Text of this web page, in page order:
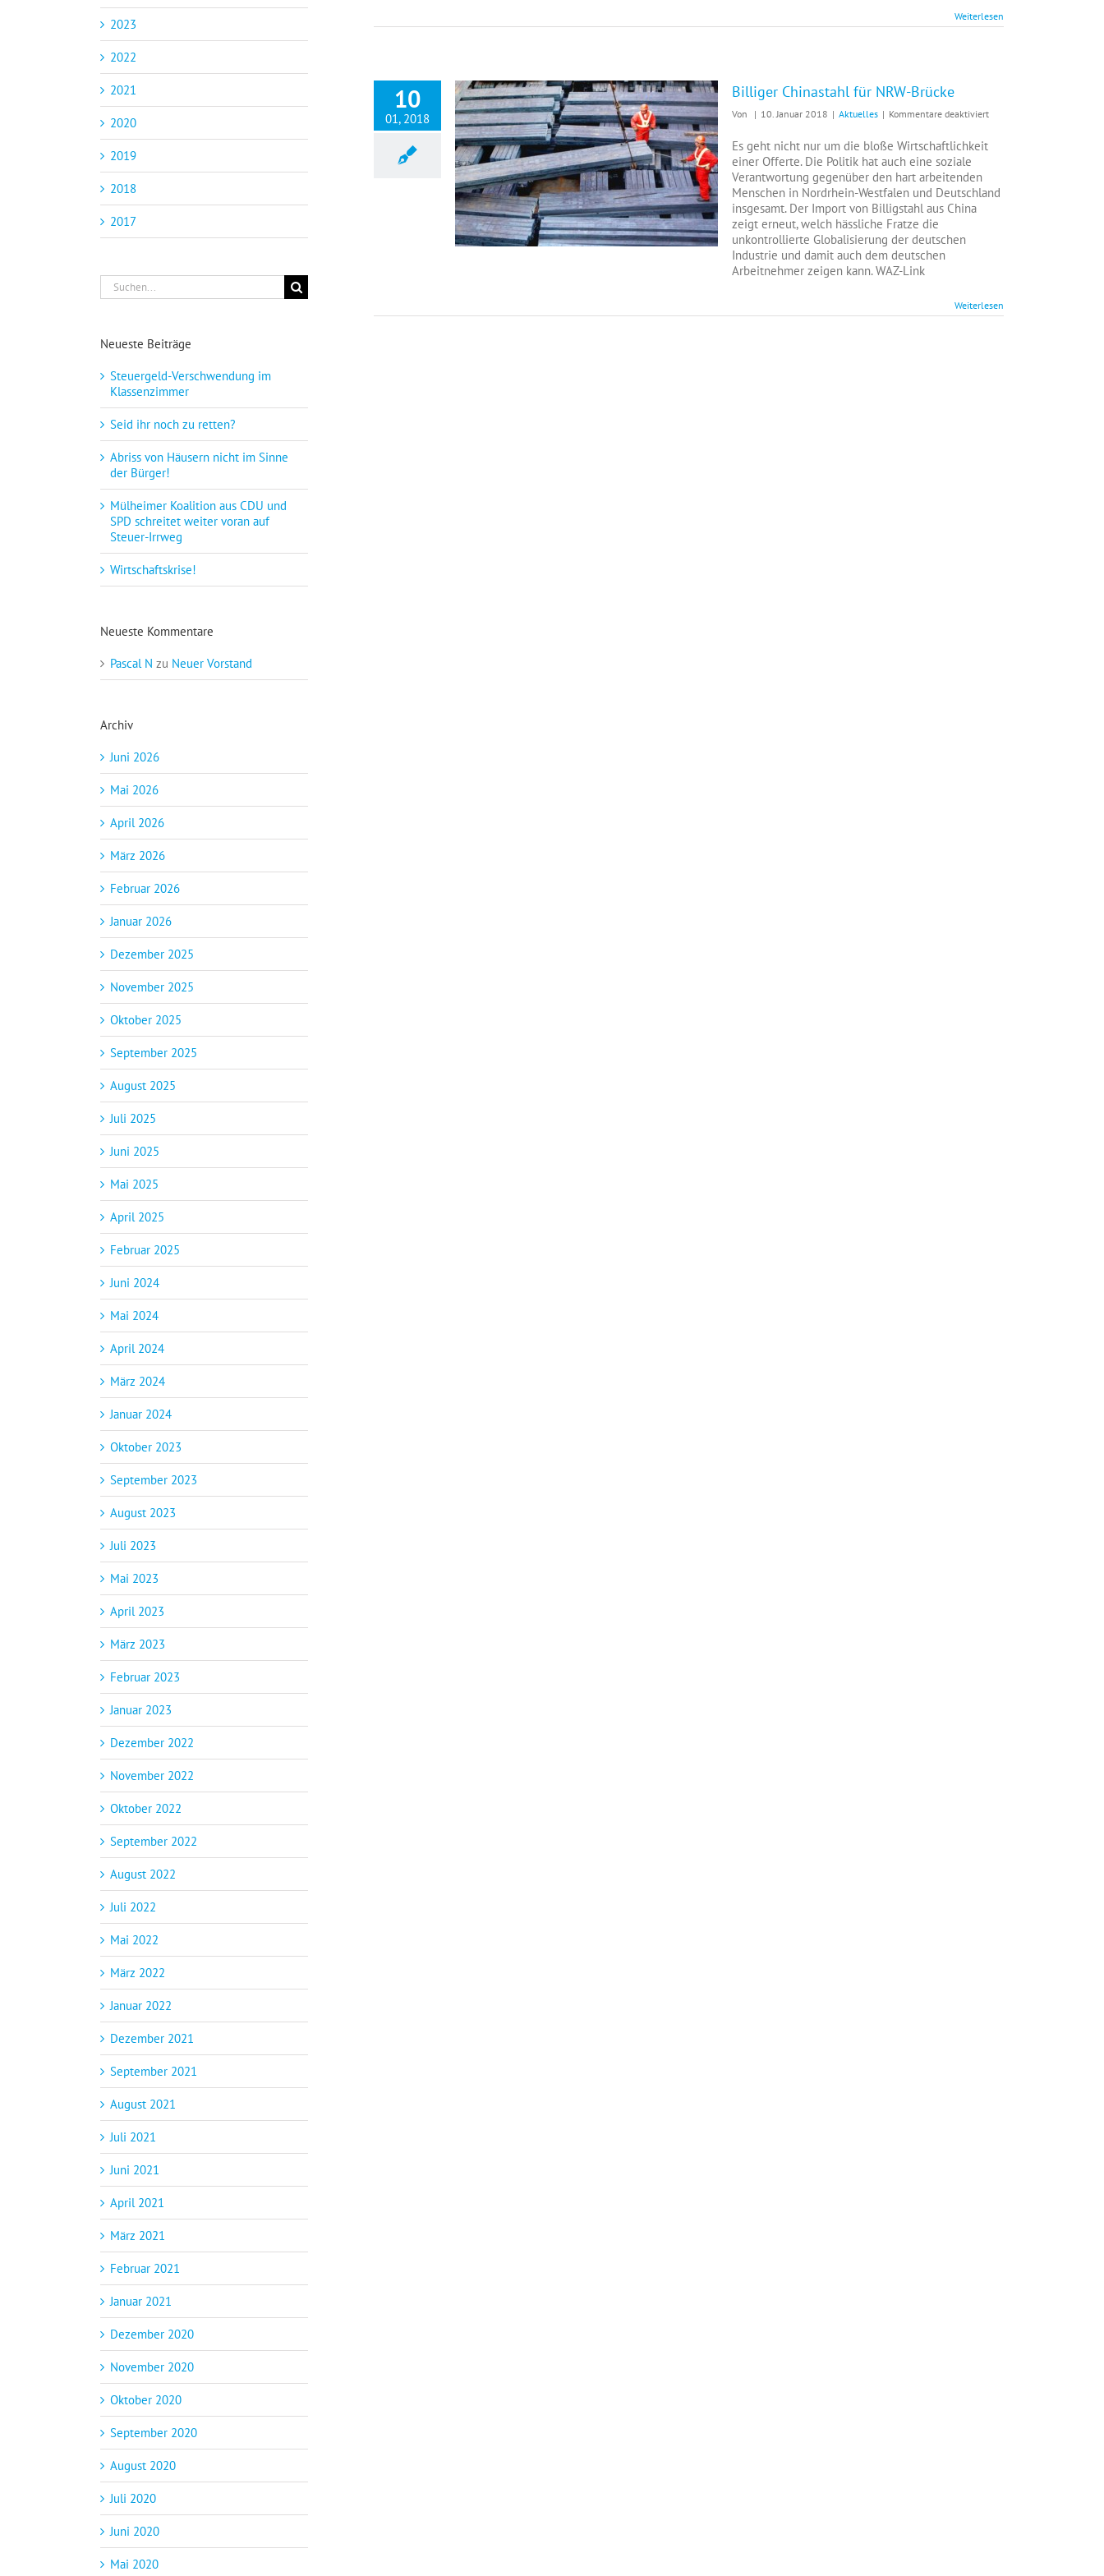
Weiterlesen
10
01, 2018
Billiger Chinastahl für NRW-Brücke
Von | 10. Januar 2018 | Aktuelles | Kommentare deaktiviertfür
Brücke
Es geht nicht nur um die bloße Wirtschaftlichkeit
einer Offerte. Die Politik hat auch eine soziale
Verantwortung gegenüber den hart arbeitenden
Menschen in Nordrhein-Westfalen und Deutschland
insgesamt. Der Import von Billigstahl aus China
zeigt erneut, welch hässliche Fratze die
unkontrollierte Globalisierung der deutschen
Industrie und damit auch dem deutschen
Arbeitnehmer zeigen kann. WAZ-Link
Weiterlesen
2023
2022
2021
2020
2019
2018
2017
Suche
nach:
Neueste Beiträge
Steuergeld-Verschwendung im
Klassenzimmer
Seid ihr noch zu retten?
Abriss von Häusern nicht im Sinne
der Bürger!
Mülheimer Koalition aus CDU und
SPD schreitet weiter voran auf
Steuer-Irrweg
Wirtschaftskrise!
Neueste Kommentare
Pascal N zu Neuer Vorstand
Archiv
Juni 2026
Mai 2026
April 2026
März 2026
Februar 2026
Januar 2026
Dezember 2025
November 2025
Oktober 2025
September 2025
August 2025
Juli 2025
Juni 2025
Mai 2025
April 2025
Februar 2025
Juni 2024
Mai 2024
April 2024
März 2024
Januar 2024
Oktober 2023
September 2023
August 2023
Juli 2023
Mai 2023
April 2023
März 2023
Februar 2023
Januar 2023
Dezember 2022
November 2022
Oktober 2022
September 2022
August 2022
Juli 2022
Mai 2022
März 2022
Januar 2022
Dezember 2021
September 2021
August 2021
Juli 2021
Juni 2021
April 2021
März 2021
Februar 2021
Januar 2021
Dezember 2020
November 2020
Oktober 2020
September 2020
August 2020
Juli 2020
Juni 2020
Mai 2020